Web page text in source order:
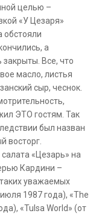
целью –
«У Цезаря»
обстояли
а
Все, что
масло, листья
сыр, чеснок.
ЭТО гостям. Так
был назван
восторг.
«Цезарь» на
Кардини –
уважаемых
1987 года), «The
«Tulsa World» (от